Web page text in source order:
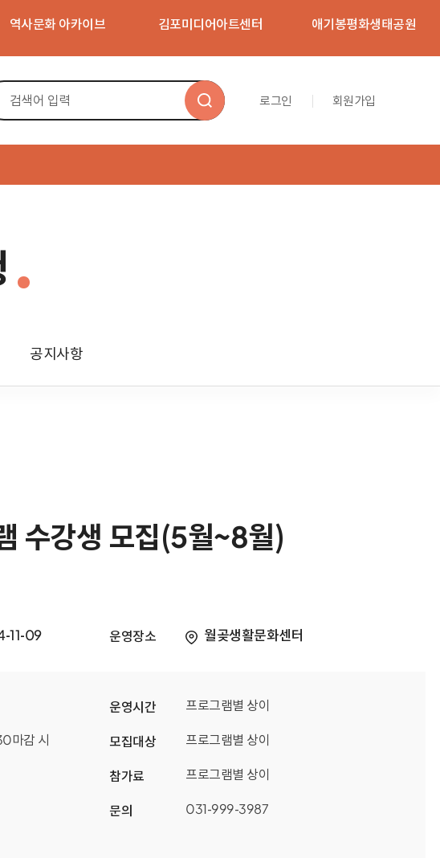
역사문화 아카이브 김포미디어아트센터 애기봉평화생태공원
로그인 회원가입
공지사항
수강생 모집(5월~8월)
11-09 운영장소 월곶생활문화센터
운영시간 프로그램별 상이
마감 시 모집대상 프로그램별 상이
참가료 프로그램별 상이
문의 031-999-3987